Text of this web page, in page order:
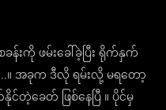
းကို ဖမ်းခေါ်ခဲ့ပြီး ရိုက်နှက်
..။ အခုက ဒီလို ရမ်းလို့ မရတော့
င်တဲ့ခေတ် ဖြစ်နေပြီ ။ ပိုင်မှ